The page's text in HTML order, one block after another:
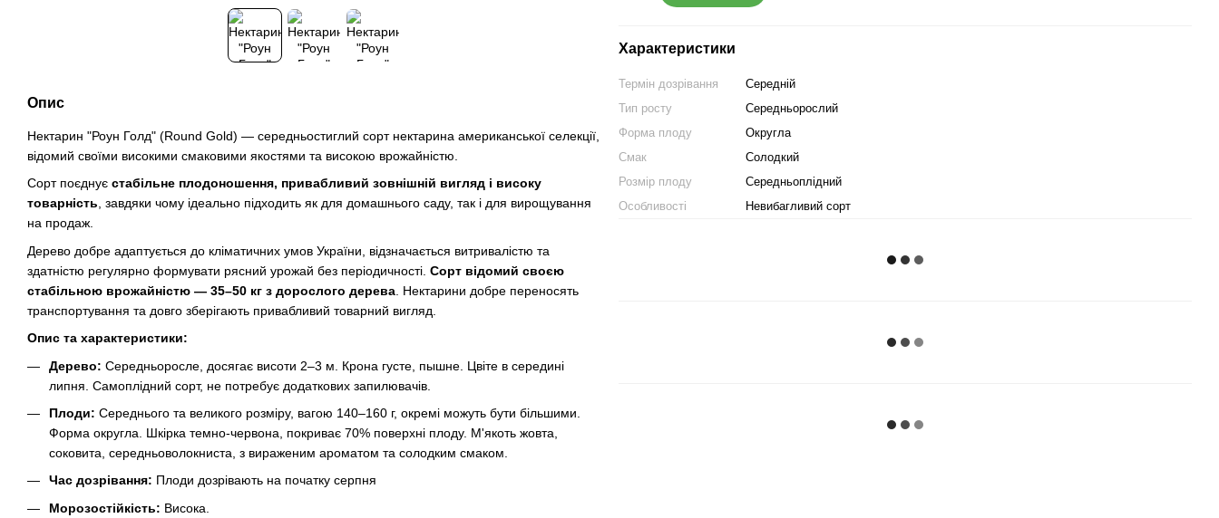
Опис
Нектарин "Роун Голд" (Round Gold) — середньостиглий сорт нектарина американської селекції,
відомий своїми високими смаковими якостями та високою врожайністю.
Сорт поєднує стабільне плодоношення, привабливий зовнішній вигляд і високу
товарність, завдяки чому ідеально підходить як для домашнього саду, так і для вирощування
на продаж.
Дерево добре адаптується до кліматичних умов України, відзначається витривалістю та
здатністю регулярно формувати рясний урожай без періодичності. Сорт відомий своєю
стабільною врожайністю — 35–50 кг з дорослого дерева . Нектарини добре переносять
транспортування та довго зберігають привабливий товарний вигляд.
Опис та характеристики:
Дерево: Середньоросле, досягає висоти 2–3 м. Крона густе, пышне. Цвіте в середині
липня. Самоплідний сорт, не потребує додаткових запилювачів.
Плоди: Середнього та великого розміру, вагою 140–160 г, окремі можуть бути більшими.
Форма округла. Шкірка темно-червона, покриває 70% поверхні плоду. М'якоть жовта,
соковита, середньоволокниста, з вираженим ароматом та солодким смаком.
Час дозрівання: Плоди дозрівають на початку серпня
Морозостійкість: Висока.
Характеристики
Термін дозрівання
Середній
Тип росту
Середньорослий
Форма плоду
Округла
Смак
Солодкий
Розмір плоду
Середньоплідний
Особливості
Невибагливий сорт